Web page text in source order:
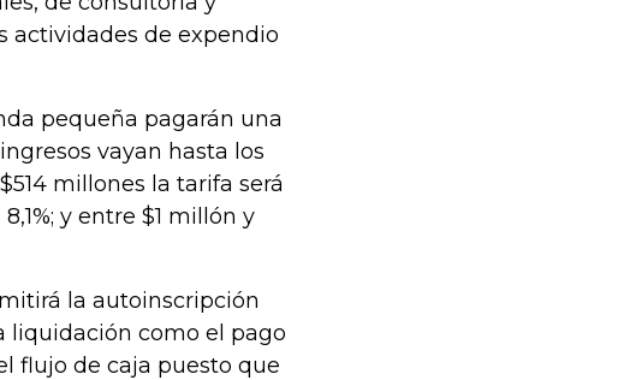
actividades de expendio
pequeña pagarán una
vayan hasta los
millones la tarifa será
y entre $1 millón y
la autoinscripción
liquidación como el pago
flujo de caja puesto que